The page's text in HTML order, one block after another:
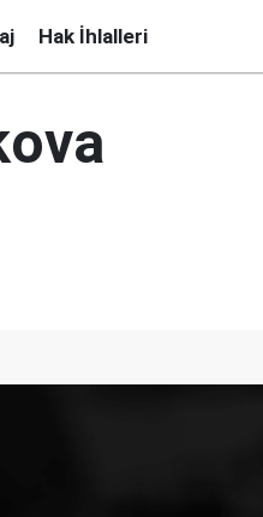
Hak İhlalleri